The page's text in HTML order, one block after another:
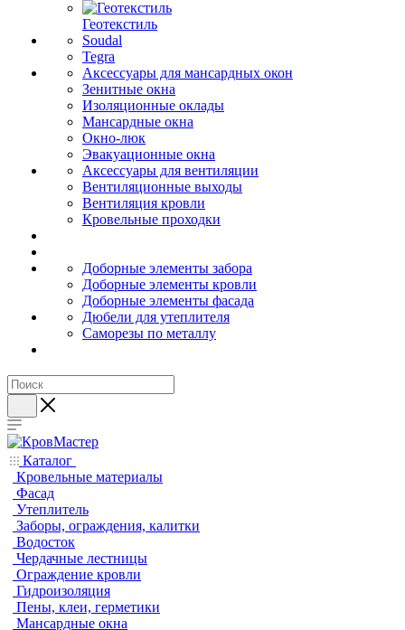
Геотекстиль
Soudal
Tegra
Аксессуары для мансардных окон
Зенитные окна
Изоляционные оклады
Мансардные окна
Окно-люк
Эвакуационные окна
Аксессуары для вентиляции
Вентиляционные выходы
Вентиляция кровли
Кровельные проходки
Доборные элементы забора
Доборные элементы кровли
Доборные элементы фасада
Дюбели для утеплителя
Саморезы по металлу
Каталог
Кровельные материалы
Фасад
Утеплитель
Заборы, ограждения, калитки
Водосток
Чердачные лестницы
Ограждение кровли
Гидроизоляция
Пены, клеи, герметики
Мансардные окна